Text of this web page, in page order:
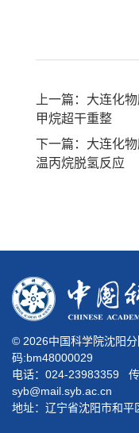
上一篇：大连化
甲烷超干重整
下一篇：大连化
温丙烷脱氢反应
© 2026中国科学院沈阳
码:bm48000029
电话：024-23983359
syb@mail.syb.ac.cn
地址：辽宁省沈阳市和